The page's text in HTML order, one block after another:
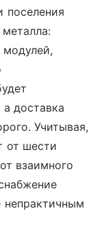
поселения
доставка
Учитывая,
от шести
взаимного
непрактичным